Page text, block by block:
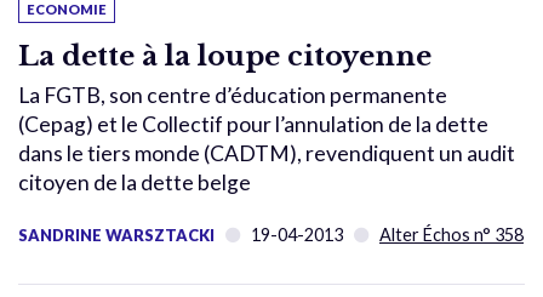
ECONOMIE
La dette à la loupe citoyenne
La FGTB, son centre d’éducation permanente
(Cepag) et le Collectif pour l’annulation de la dette
dans le tiers monde (CADTM), revendiquent un audit
citoyen de la dette belge
SANDRINE WARSZTACKI 19-04-2013 Alter Échos n° 358